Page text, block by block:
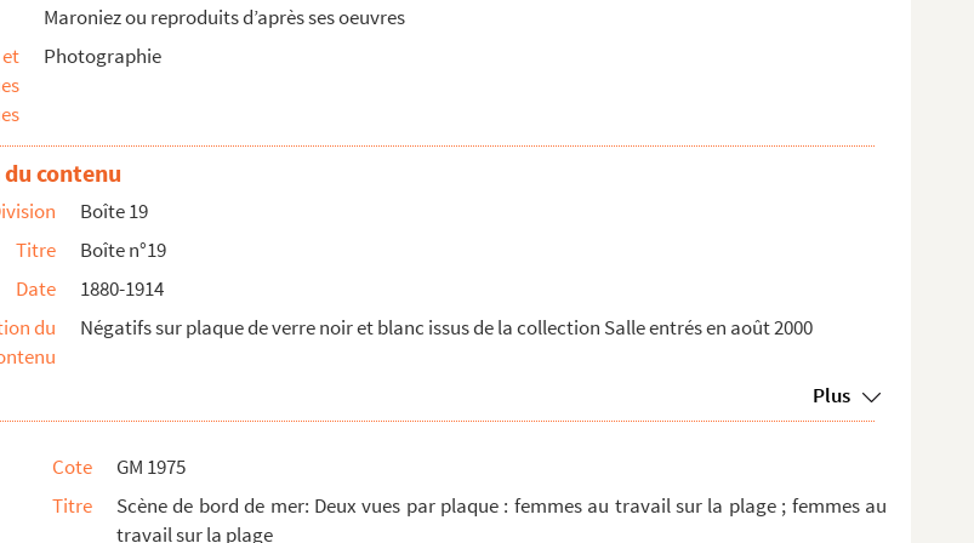
sur la plage ; femmes au travail sur...
au ramassage de coquillages
; vaches dans un pré
à l'eau
dans les rochers ; Deux jeunes fill...
; femmes au travail
rochers ; enfants dans les rochers
dans les rochers ; femmes et enfants...
l'horizon ; homme et femme au travail
Maroniez ou reproduits d’après ses oeuvres
et
Photographie
contenu
Boîte 19
Titre
Boîte n°19
Date
1880-1914
du
Négatifs sur plaque de verre noir et blanc issus de la collection Salle entrés en août 2000
Plus
Cote
GM 1975
Titre
Scène de bord de mer: Deux vues par plaque : femmes au travail sur la plage ; femmes au
travail sur la plage